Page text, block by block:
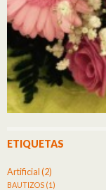
ETIQUETAS
Artificial (2)
BAUTIZOS (1)